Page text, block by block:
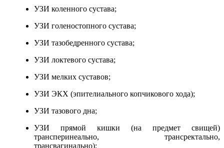
УЗИ коленного сустава;
УЗИ голеностопного сустава;
УЗИ тазобедренного сустава;
УЗИ локтевого сустава;
УЗИ мелких суставов;
УЗИ ЭКХ (эпителиального копчикового хода);
УЗИ тазового дна;
УЗИ прямой кишки (на предмет свищей)
трансперинеально, трансректально,
трансвагинально);